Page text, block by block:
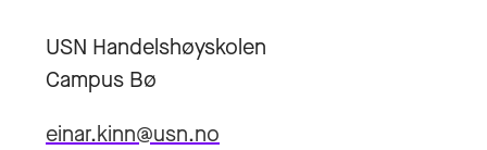
USN Handelshøyskolen
Campus Bø
einar.kinn@usn.no